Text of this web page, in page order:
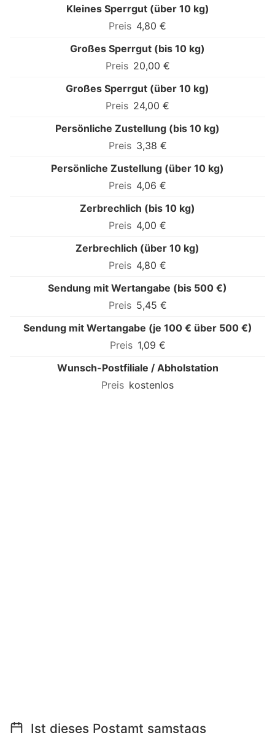
Kleines Sperrgut (über 10 kg)
4,80 €
Großes Sperrgut (bis 10 kg)
20,00 €
Großes Sperrgut (über 10 kg)
24,00 €
Persönliche Zustellung (bis 10 kg)
3,38 €
Persönliche Zustellung (über 10 kg)
4,06 €
Zerbrechlich (bis 10 kg)
4,00 €
Zerbrechlich (über 10 kg)
4,80 €
Sendung mit Wertangabe (bis 500 €)
5,45 €
Sendung mit Wertangabe (je 100 € über 500 €)
1,09 €
Wunsch-Postfiliale / Abholstation
kostenlos
Ist dieses Postamt samstags